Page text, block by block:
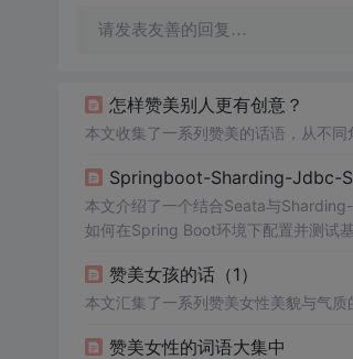
请发表友善的回复…
怎样赞美别人更有创意？
本文收集了一系列赞美的话语，从不
Springboot-Sharding-Jdbc-
本文介绍了一个结合Seata与
如何在Spring Boot环境下配置并测试
赞美女孩的话（1）
本文汇集了一系列赞美女性美貌与气质
赞美女性的词语大集中